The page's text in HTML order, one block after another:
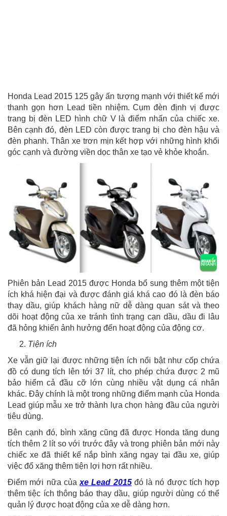
Honda Lead 2015 125 gây ấn tượng mạnh với thiết kế mới
thanh gọn hơn Lead tiền nhiệm. Cụm đèn định vị được
trang bị đèn LED hình chữ V là điểm nhấn của chiếc xe.
Bên cạnh đó, đèn LED còn được trang bị cho đèn hậu và
đèn phanh. Thân xe trơn mịn kết hợp với những hình khối
góc cạnh và đường viền dọc thân xe tạo vẻ khỏe khoắn.
Phiên bản Lead 2015 được Honda bổ sung thêm một tiện
ích khá hiện đại và được đánh giá khá cao đó là đèn báo
thay dầu, giúp khách hàng nữ dễ dàng quan sát và theo
dõi hoạt động của xe tránh tình trạng cạn dầu, dầu đi lâu
đã hỏng khiến ảnh hưởng đến hoạt động của động cơ.
Tiện ích
Xe vẫn giữ lại được những tiện ích nổi bật như cốp chứa
đồ có dung tích lên tới 37 lít, cho phép chứa được 2 mũ
bảo hiểm cả đầu cỡ lớn cùng nhiều vật dụng cá nhân
khác. Đây chính là một trong những điểm mạnh của Honda
Lead giúp mẫu xe trở thành lựa chọn hàng đầu của người
tiêu dùng.
Bên cạnh đó, bình xăng cũng đã được Honda tăng dung
tích thêm 2 lít so với trước đây và trong phiên bản mới này
chiếc xe đã thiết kế nắp bình xăng ngay tại đầu xe, giúp
việc đổ xăng thêm tiện lợi hơn rất nhiều.
Điểm mới nữa của xe Lead 2015đó là nó được tích hợp
thêm tiệc ích thông báo thay dầu, giúp người dùng có thể
quản lý được hoạt động của xe dễ dàng hơn.